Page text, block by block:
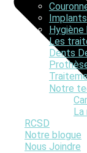
Les
Dents
Notre
La
RCSD
Notre blogue
Nous Joindre
Posted novembre